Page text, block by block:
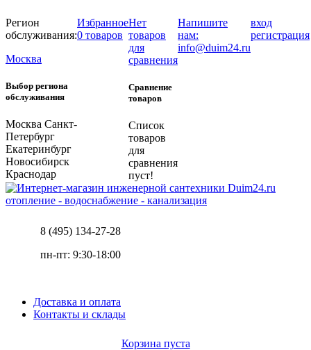
Регион
обслуживания:
Москва
Выбор региона
обслуживания
Москва Санкт-
Петербург
Екатеринбург
Новосибирск
Краснодар
Избранное
0 товаров
Нет
товаров
для
сравнения
Сравнение
товаров
Список
товаров
для
сравнения
пуст!
Напишите
нам:
info@duim24.ru
вход
регистрация
отопление - водоснабжение - канализация
8 (495) 134-27-28
пн-пт: 9:30-18:00
Доставка и оплата
Контакты и склады
Корзина пуста